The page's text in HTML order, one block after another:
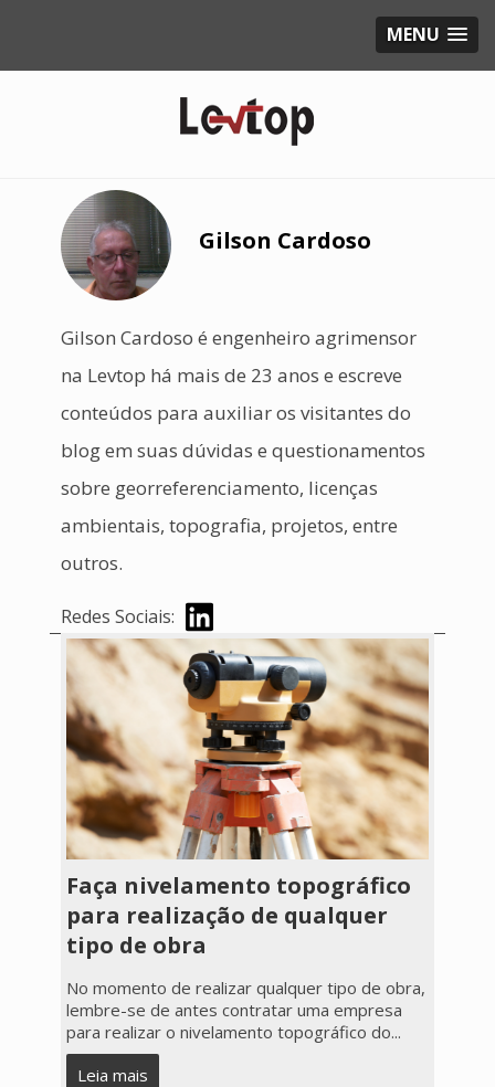
MENU
Gilson Cardoso
Gilson Cardoso é engenheiro agrimensor
na Levtop há mais de 23 anos e escreve
conteúdos para auxiliar os visitantes do
blog em suas dúvidas e questionamentos
sobre georreferenciamento, licenças
ambientais, topografia, projetos, entre
outros.
Redes Sociais:
Faça nivelamento topográfico
para realização de qualquer
tipo de obra
No momento de realizar qualquer tipo de obra,
lembre-se de antes contratar uma empresa
para realizar o nivelamento topográfico do...
Leia mais